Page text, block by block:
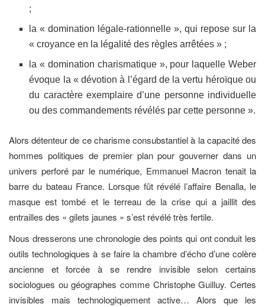
;
la « domination légale-rationnelle », qui repose sur la
« croyance en la légalité des règles arrêtées » ;
la « domination charismatique », pour laquelle Weber
évoque la « dévotion à l’égard de la vertu héroïque ou
du caractère exemplaire d’une personne individuelle
ou des commandements révélés par cette personne ».
Alors détenteur de ce charisme consubstantiel à la capacité des
hommes politiques de premier plan pour gouverner dans un
univers perforé par le numérique, Emmanuel Macron tenait la
barre du bateau France. Lorsque fût révélé l’affaire Benalla, le
masque est tombé et le terreau de la crise qui a jaillit des
entrailles des « gilets jaunes » s’est révélé très fertile.
Nous dresserons une chronologie des points qui ont conduit les
outils technologiques à se faire la chambre d’écho d’une colère
ancienne et forcée à se rendre invisible selon certains
sociologues ou géographes comme Christophe Guilluy. Certes
invisibles mais technologiquement active… Alors que les